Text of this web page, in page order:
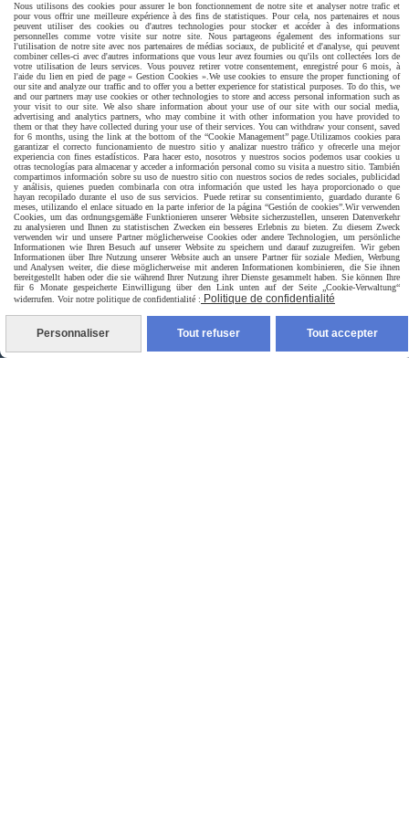
SERVICE CLIENT
Notre équipe
vous répond 7J/7
depuis le formulaire
CONTACT
Paiement sécurisé
Nous utilisons des cookies pour assurer le bon fonctionnement de notre site et analyser notre trafic et
pour vous offrir une meilleure expérience à des fins de statistiques. Pour cela, nos partenaires et nous
peuvent utiliser des cookies ou d'autres technologies pour stocker et accéder à des informations
personnelles comme votre visite sur notre site. Nous partageons également des informations sur
l'utilisation de notre site avec nos partenaires de médias sociaux, de publicité et d'analyse, qui peuvent
combiner celles-ci avec d'autres informations que vous leur avez fournies ou qu'ils ont collectées lors de
votre utilisation de leurs services. Vous pouvez retirer votre consentement, enregistré pour 6 mois, à
l'aide du lien en pied de page « Gestion Cookies ». We use cookies to ensure the proper functioning of
our site and analyze our traffic and to offer you a better experience for statistical purposes. To do this, we
and our partners may use cookies or other technologies to store and access personal information such as
your visit to our site. We also share information about your use of our site with our social media,
advertising and analytics partners, who may combine it with other information you have provided to
them or that they have collected during your use of their services. You can withdraw your consent, saved
for 6 months, using the link at the bottom of the “Cookie Management” page.Utilizamos cookies para
garantizar el correcto funcionamiento de nuestro sitio y analizar nuestro tráfico y ofrecerle una mejor
experiencia con fines estadísticos. Para hacer esto, nosotros y nuestros socios podemos usar cookies u
otras tecnologías para almacenar y acceder a información personal como su visita a nuestro sitio. También
compartimos información sobre su uso de nuestro sitio con nuestros socios de redes sociales, publicidad
y análisis, quienes pueden combinarla con otra información que usted les haya proporcionado o que
hayan recopilado durante el uso de sus servicios. Puede retirar su consentimiento, guardado durante 6
meses, utilizando el enlace situado en la parte inferior de la página “Gestión de cookies”. Wir verwenden
Cookies, um das ordnungsgemäße Funktionieren unserer Website sicherzustellen, unseren Datenverkehr
zu analysieren und Ihnen zu statistischen Zwecken ein besseres Erlebnis zu bieten. Zu diesem Zweck
verwenden wir und unsere Partner möglicherweise Cookies oder andere Technologien, um persönliche
Informationen wie Ihren Besuch auf unserer Website zu speichern und darauf zuzugreifen. Wir geben
Informationen über Ihre Nutzung unserer Website auch an unsere Partner für soziale Medien, Werbung
und Analysen weiter, die diese möglicherweise mit anderen Informationen kombinieren, die Sie ihnen
bereitgestellt haben oder die sie während Ihrer Nutzung ihrer Dienste gesammelt haben. Sie können Ihre
für 6 Monate gespeicherte Einwilligung über den Link unten auf der Seite „Cookie-Verwaltung“
widerrufen. Voir notre politique de confidentialité : Politique de confidentialité
Personnaliser Tout refuser Tout accepter